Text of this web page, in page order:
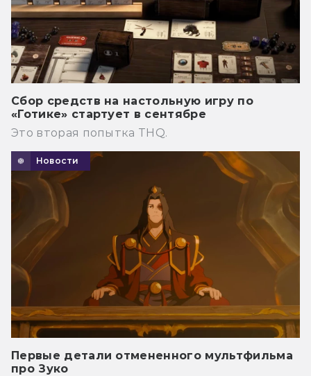
Сбор средств на настольную игру по
«Готике» стартует в сентябре
Это вторая попытка THQ.
Новости
Первые детали отмененного мультфильма
про Зуко